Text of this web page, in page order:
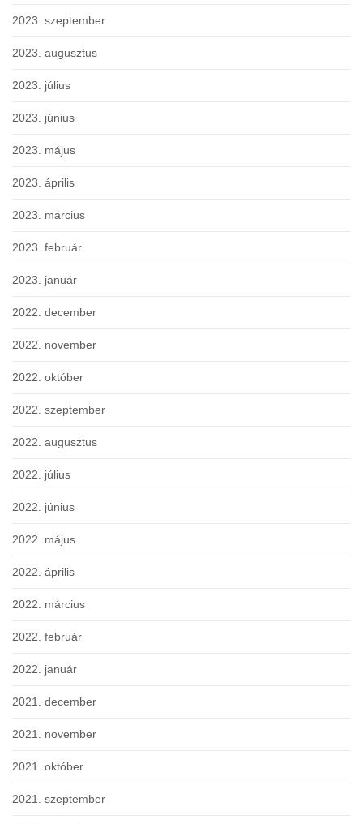
2023. szeptember
2023. augusztus
2023. július
2023. június
2023. május
2023. április
2023. március
2023. február
2023. január
2022. december
2022. november
2022. október
2022. szeptember
2022. augusztus
2022. július
2022. június
2022. május
2022. április
2022. március
2022. február
2022. január
2021. december
2021. november
2021. október
2021. szeptember